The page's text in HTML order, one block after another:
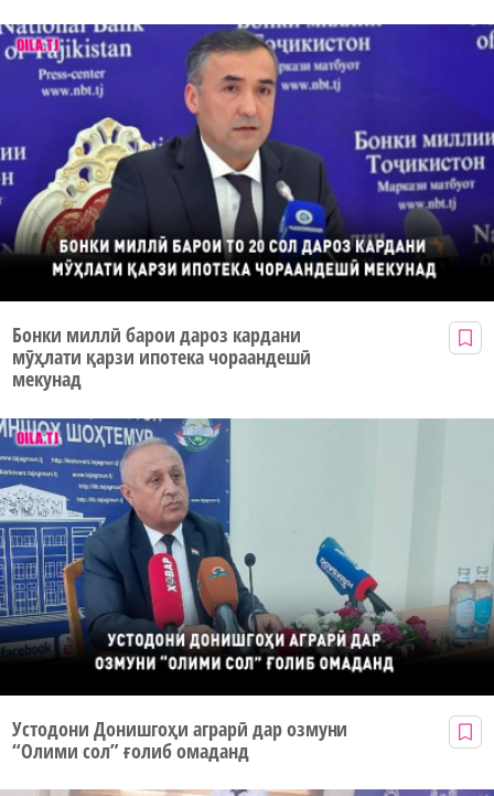
Бонки миллӣ барои дароз кардани
мӯҳлати қарзи ипотека чораандешӣ
мекунад
Устодони Донишгоҳи аграрӣ дар озмуни
“Олими сол” ғолиб омаданд